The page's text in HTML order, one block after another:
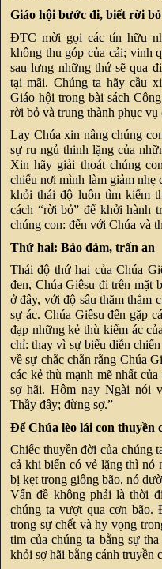
Giáo hội bước đi, biết rời
ĐTC mời gọi các tín hữu
không thu góp của cải; vinh
sau lưng những thứ sẽ qua
tại mãi. Chúng ta hãy cầu
Giáo hội trong bài sách
rời bỏ và trung thành phục
Lạy Chúa xin nâng chúng
sự ru ngủ thinh lặng của
Xin hãy giải thoát chúng
chiếu nơi mình làm giảm nhẹ
khỏi thái độ luôn tìm kiếm
cách “rời bỏ” để khởi hành
chúng con: đến với Chúa và
Thứ hai: Bảo đảm, trấn an
Thái độ thứ hai của Chúa
đen, Chúa Giêsu đi trên mặt
ở đây, với độ sâu thăm thẳm
sự ác. Chúa Giêsu đến gặp
đạp những kẻ thù kiểm ác
chỉ: thay vì sự biểu diễn
về sự chắc chắn rằng Chúa
các kẻ thù mạnh mẽ nhất
sợ hãi. Hôm nay Ngài nói
Thầy đây; đừng sợ.”
Để Chúa lèo lái con thuyền
Chiếc thuyền đời của chúng
cả khi biển có vẻ lặng thì nó
bị kẹt trong giông bão, nó
Vấn đề không phải là thời
chúng ta vượt qua cơn
trong sự chết và hy vọng
tim của chúng ta bằng sự
khỏi sợ hãi bằng cánh truyền